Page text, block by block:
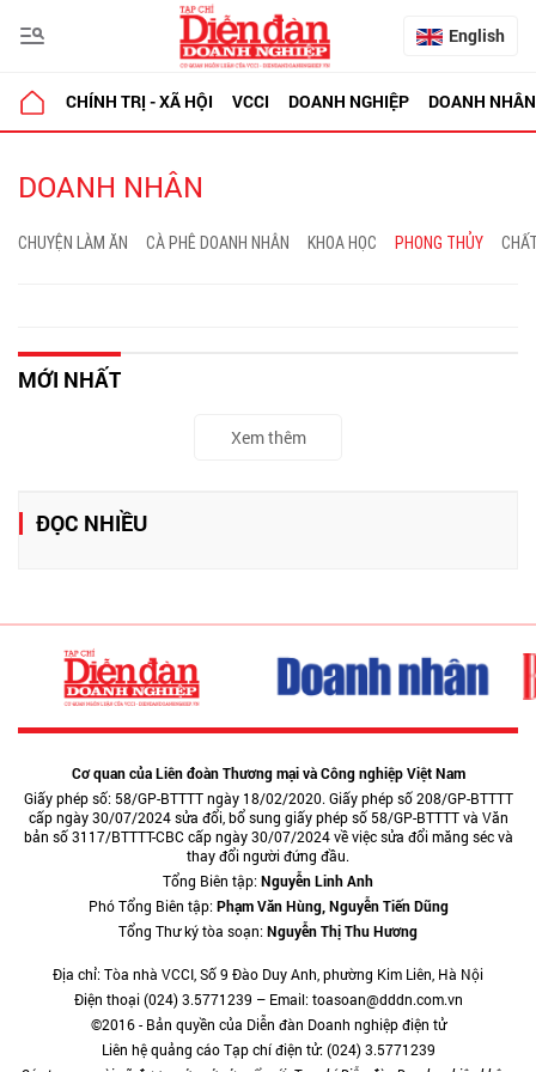
English
CHÍNH TRỊ - XÃ HỘI VCCI DOANH NGHIỆP DOANH NHÂN
DOANH NHÂN
CHUYỆN LÀM ĂN CÀ PHÊ DOANH NHÂN KHOA HỌC PHONG THỦY
MỚI NHẤT
Xem thêm
ĐỌC NHIỀU
Cơ quan của Liên đoàn Thương mại và Công nghiệp Việt Nam
Giấy phép số: 58/GP-BTTTT ngày 18/02/2020. Giấy phép số 208/GP-BTTTT
cấp ngày 30/07/2024 sửa đổi, bổ sung giấy phép số 58/GP-BTTTT và Văn
bản số 3117/BTTTT-CBC cấp ngày 30/07/2024 về việc sửa đổi măng séc và
thay đổi người đứng đầu.
Tổng Biên tập:Nguyễn Linh Anh
Phó Tổng Biên tập:Phạm Văn Hùng, Nguyễn Tiến Dũng
Tổng Thư ký tòa soạn:Nguyễn Thị Thu Hương
Địa chỉ: Tòa nhà VCCI, Số 9 Đào Duy Anh, phường Kim Liên, Hà Nội
Điện thoại (024) 3.5771239 – Email: toasoan@dddn.com.vn
©2016 - Bản quyền của Diễn đàn Doanh nghiệp điện tử
Liên hệ quảng cáo Tạp chí điện tử: (024) 3.5771239